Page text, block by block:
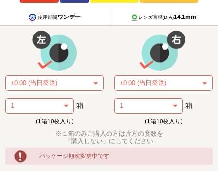
使用期間ワンデー レンズ直径(DIA)14.1mm
箱
(1箱10枚入り)
箱
(1箱10枚入り)
※１箱のみご購入の方は片方の度数を
「購入しない」にしてください
パッケージ順次変更中です